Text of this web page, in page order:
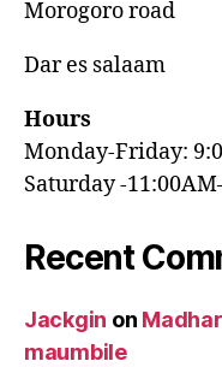
Morogoro road
Dar es salaam
Hours
Monday-Friday:
Saturday -
Recent
Jackgin on
maumbile